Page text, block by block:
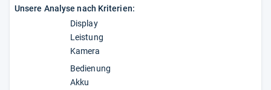
Unsere Analyse nach Kriterien:
Display
Leistung
Kamera
Bedienung
Akku